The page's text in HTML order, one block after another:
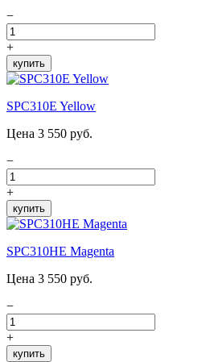
−
+
купить
SPC310E Yellow
Цена 3 550 руб.
−
+
купить
SPC310HE Magenta
Цена 3 550 руб.
−
+
купить